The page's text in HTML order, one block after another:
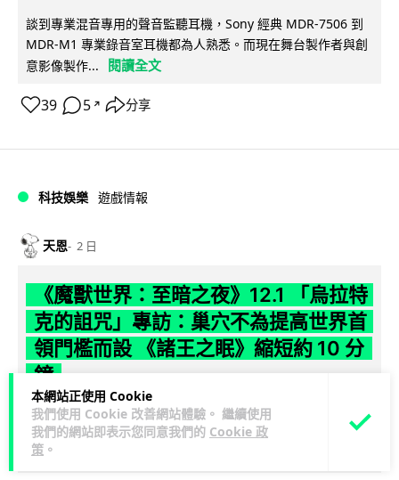
本網站正使用 Cookie
我們使用 Cookie 改善網站體驗。 繼續使用
我們的網站即表示您同意我們的 Cookie 政
策 。
談到專業混音專用的聲音監聽耳機，Sony 經典 MDR-7506 到
MDR-M1 專業錄音室耳機都為人熟悉。而現在舞台製作者與創
意影像製作...
閱讀全文
39 5 ↗ 分享
科技娛樂 遊戲情報
天恩 2 日
《魔獸世界：至暗之夜》12.1 「烏拉特
克的詛咒」專訪：巢穴不為提高世界首
領門檻而設 《諸王之眠》縮短約 10 分
鐘
《魔獸世界：至暗之夜》版本更新 12.1「烏拉特克的詛咒」將
於 8 月 13 日正式上線，帶來全新區域「盤蛇島」、地城「毒牙
祭壇」、新型態世...